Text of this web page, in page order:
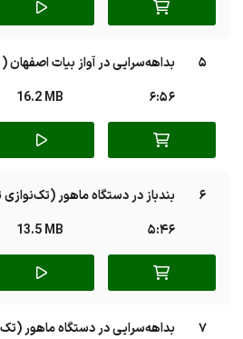
5
بداهه‌سرایی در آواز بیات اصفهان
6:56
16.2 MB
6
بندباز در دستگاه ماهور (تک‌نوازی
5:46
13.5 MB
7
بداهه‌سرایی در دستگاه ماهور